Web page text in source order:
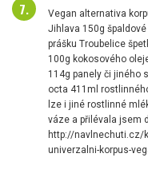
Vegan alternativa
Jihlava 150g
prášku Troubelice
100g kokosového
114g panely či jiného
octa 411ml
lze i jiné rostlinné
váze a přilévala jsem
http://navlnechuti.cz/
univerzalni-korpus-